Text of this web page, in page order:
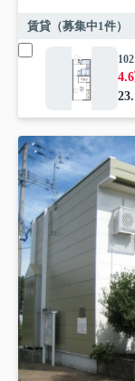
賃貸（募集中1件）
102